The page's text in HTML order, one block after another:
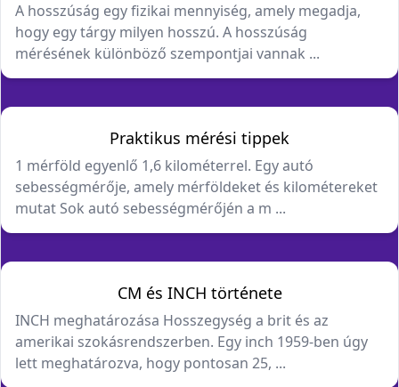
A hosszúság egy fizikai mennyiség, amely megadja,
hogy egy tárgy milyen hosszú. A hosszúság
mérésének különböző szempontjai vannak ...
Praktikus mérési tippek
1 mérföld egyenlő 1,6 kilométerrel. Egy autó
sebességmérője, amely mérföldeket és kilométereket
mutat Sok autó sebességmérőjén a m ...
CM és INCH története
INCH meghatározása Hosszegység a brit és az
amerikai szokásrendszerben. Egy inch 1959-ben úgy
lett meghatározva, hogy pontosan 25, ...